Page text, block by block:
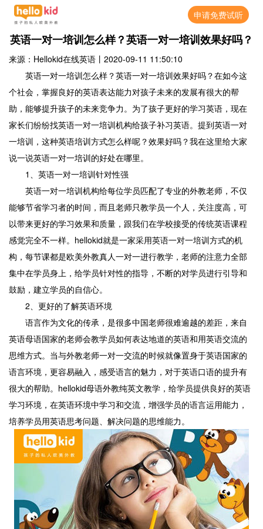
申请免费试听
英语一对一培训怎么样？英语一对一培训效果好吗？
来源：Hellokid在线英语 丨 2020-09-11 11:50:10
英语一对一培训怎么样？英语一对一培训效果好吗？在如今这
个社会，掌握良好的英语表达能力对孩子未来的发展有很大的帮
助，能够提升孩子的未来竞争力。为了孩子更好的学习英语，现在
家长们纷纷找英语一对一培训机构给孩子补习英语。提到英语一对
一培训，这种英语培训方式怎么样呢？效果好吗？我在这里给大家
说一说英语一对一培训的好处在哪里。
1、英语一对一培训针对性强
英语一对一培训机构给每位学员匹配了专业的外教老师，不仅
能够节省学习者的时间，而且老师只教学员一个人，关注度高，可
以带来更好的学习效果和质量，跟我们在学校接受的传统英语课程
感觉完全不一样。hellokid就是一家采用英语一对一培训方式的机
构，每节课都是欧美外教真人一对一进行教学，老师的注意力全部
集中在学员身上，给学员针对性的指导，不断的对学员进行引导和
鼓励，建立学员的自信心。
2、更好的了解英语环境
语言作为文化的传承，是很多中国老师很难逾越的差距，来自
英语母语国家的老师会教学员如何表达地道的英语和用英语交流的
思维方式。当与外教老师一对一交流的时候就像置身于英语国家的
语言环境，更容易融入，感受语言的魅力，对于英语口语的提升有
很大的帮助。hellokid母语外教纯英文教学，给学员提供良好的英语
学习环境，在英语环境中学习和交流，增强学员的语言运用能力，
培养学员用英语思考问题、解决问题的思维能力。